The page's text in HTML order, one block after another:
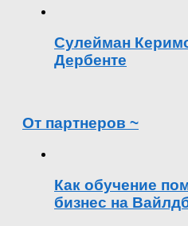
Сулейман
Дербенте
От партнеров ~
Как обучение
бизнес на